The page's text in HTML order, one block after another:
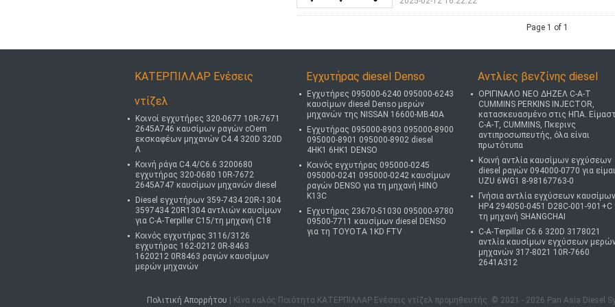
Page 1 of 1
ΚΑΤΕΡΠΙΛΛΑΡ Ενέσεις
ντίζελ
Κοινοί εγχυτήρες 320-0677 10R-7671
2645A746 καυσίμων ραγών cOem
εκσκαφέων μηχανών C4.4 320D 320D
Λ
Κοινή ράγα C4.4/C6.6 3200680
εγχυτήρας 320-0680 10R-7672
2645A747 καυσίμων μηχανών diesel
Diesel εγχυτήρων 359-7434 20R-1304
3597434 20R1304 αντλιών καυσίμων
για C-A-Terpiller C15/τη μηχανή C18
Κοινός εγχυτήρας 3116/3126
εγχυτήρας 162-0212 0R-8463
1620212 0R8463 ραγών καυσίμων
μερών μηχανών
Εγχυτήρας diesel Denso
Εγχυτήρες 095000-6240 095000-6243
καυσίμων diesel Denso μερών
μηχανών της NISSAN 16600-MB40A
Εγχυτήρας 095000-8903 095000-8900
095000-8901 095000-8902 diesel
4HK1 6HK1 DENSO
Κοινός εγχυτήρας 095000-0245
095000-0241 095000-0242 καυσίμων
ραγών DENSO για τη μηχανή HINO
K13C
Εγχυτήρας 23670-51030 095000-9780
09500-7711 καυσίμων diesel DENSO
για τη TOYOTA 1KD FTV
Αντλίες βενζίνης diesel
ΟΡΙΓΙΝΑΛΟ ΝΕΟ ΔΗΖΕΛ C-A-T
CUMMINS PERKINS INJECTOR,
κατασκευασμένο στις ΗΠΑ.
C-A-T, CUMMINS, Πκερινς
αντιπροσωπευτής, όλα είναι
πρωτότυπα
Κοινή αντλία καυσίμων εγχύσεων
diesel ραγών 094000-0770 για
UZU 6WG1 8-98167763-0
Γνήσια αντλία εγχύσεων καυσίμων
HP4 294050-0451 D28C-001-901+C
τη μηχανή SHANGCHAI
C-A-Terpillar C6.6 320D 3178021
αντλία καυσίμων εγχύσεων
μηχανών 317-8021 10R-7660
2641A312
Πολιτική Απορρήτου | Κίνα καλός Ποιότητα ΚΑΤΕΡΠΙΛΛΑΡ Ενέσεις ντίζελ προμηθευτής. © 2021 - 2026 Pan Asia Diesel